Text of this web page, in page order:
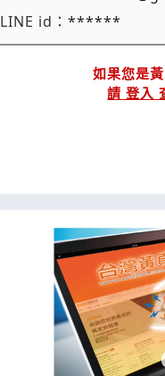
LINE id：******
如果您是
請 登入